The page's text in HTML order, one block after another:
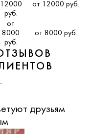
12000
руб.
от 12000 руб.
от
8000
руб.
от 8000 руб.
друзьям